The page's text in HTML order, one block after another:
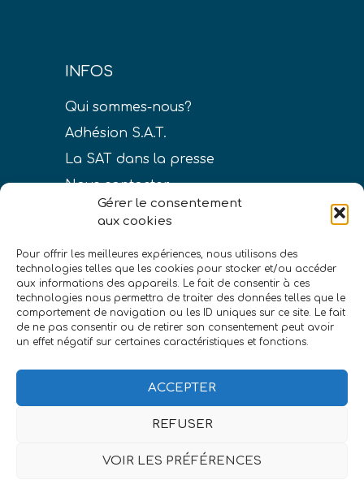
Gérer le consentement
aux cookies
Pour offrir les meilleures expériences, nous utilisons des
technologies telles que les cookies pour stocker et/ou accéder
aux informations des appareils. Le fait de consentir à ces
technologies nous permettra de traiter des données telles que le
comportement de navigation ou les ID uniques sur ce site. Le fait
de ne pas consentir ou de retirer son consentement peut avoir
un effet négatif sur certaines caractéristiques et fonctions.
ACCEPTER
REFUSER
VOIR LES PRÉFÉRENCES
INFOS
Qui sommes-nous?
Adhésion S.A.T.
La SAT dans la presse
Nous contacter
LIENS
Conditions générales de vente
Politique de confidentialité
©Société astronomique de Touraine|eszett